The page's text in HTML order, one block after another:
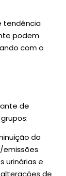
tendência
podem
com o
de
do
urinárias e
de